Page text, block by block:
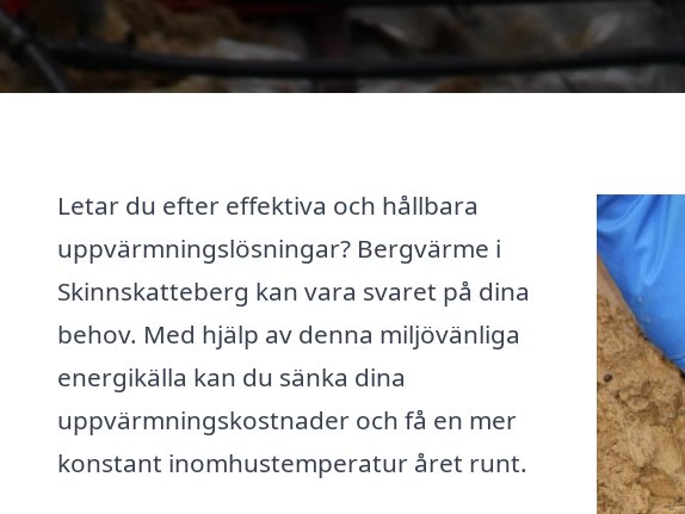
Letar du efter effektiva och hållbara
uppvärmningslösningar? Bergvärme i
Skinnskatteberg kan vara svaret på dina
behov. Med hjälp av denna miljövänliga
energikälla kan du sänka dina
uppvärmningskostnader och få en mer
konstant inomhustemperatur året runt.